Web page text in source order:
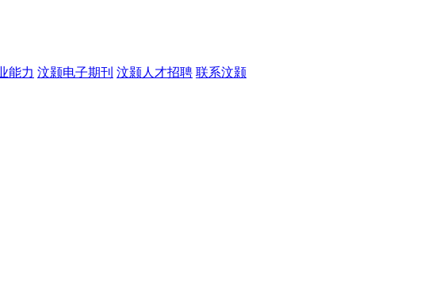
能力 汶颢电子期刊 汶颢人才招聘 联系汶颢